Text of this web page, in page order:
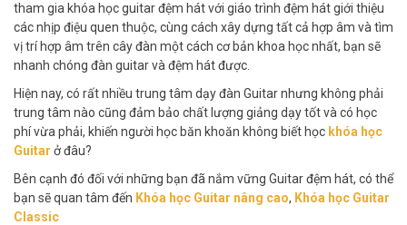
tham gia khóa học guitar đệm hát với giáo trình đệm hát giới thiệu
các nhịp điệu quen thuộc, cùng cách xây dựng tất cả hợp âm và tìm
vị trí hợp âm trên cây đàn một cách cơ bản khoa học nhất, bạn sẽ
nhanh chóng đàn guitar và đệm hát được.
Hiện nay, có rất nhiều trung tâm dạy đàn Guitar nhưng không phải
trung tâm nào cũng đảm bảo chất lượng giảng dạy tốt và có học
phí vừa phải, khiến người học băn khoăn không biết học khóa học
Guitar ở đâu?
Bên cạnh đó đối với những bạn đã nắm vững Guitar đệm hát, có thể
bạn sẽ quan tâm đến Khóa học Guitar nâng cao, Khóa học Guitar
Classic